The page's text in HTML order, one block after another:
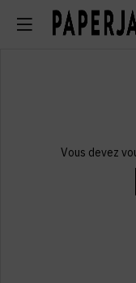
Vous devez